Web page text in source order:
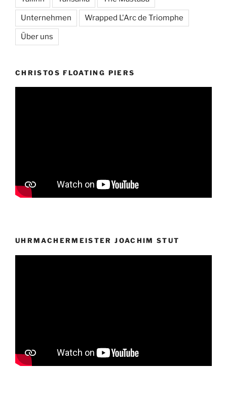
Unternehmen Wrapped L'Arc de Triomphe
Über uns
CHRISTOS FLOATING PIERS
UHRMACHERMEISTER JOACHIM STUT